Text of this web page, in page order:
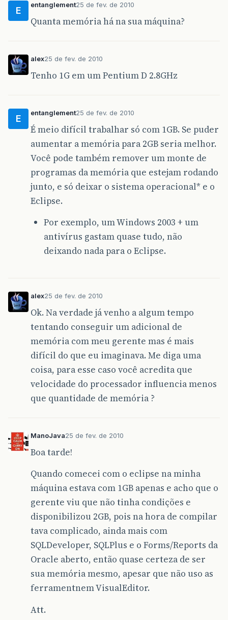
E
entanglement25 de fev. de 2010
Quanta memória há na sua máquina?
alex25 de fev. de 2010
Tenho 1G em um Pentium D 2.8GHz
E
entanglement25 de fev. de 2010
É meio difícil trabalhar só com 1GB. Se puder
aumentar a memória para 2GB seria melhor.
Você pode também remover um monte de
programas da memória que estejam rodando
junto, e só deixar o sistema operacional* e o
Eclipse.
Por exemplo, um Windows 2003 + um
antivírus gastam quase tudo, não
deixando nada para o Eclipse.
alex25 de fev. de 2010
Ok. Na verdade já venho a algum tempo
tentando conseguir um adicional de
memória com meu gerente mas é mais
difícil do que eu imaginava. Me diga uma
coisa, para esse caso você acredita que
velocidade do processador influencia menos
que quantidade de memória ?
ManoJava25 de fev. de 2010
Boa tarde!
Quando comecei com o eclipse na minha
máquina estava com 1GB apenas e acho que o
gerente viu que não tinha condições e
disponibilizou 2GB, pois na hora de compilar
tava complicado, ainda mais com
SQLDeveloper, SQLPlus e o Forms/Reports da
Oracle aberto, então quase certeza de ser
sua memória mesmo, apesar que não uso as
ferramentnem VisualEditor.
Att.